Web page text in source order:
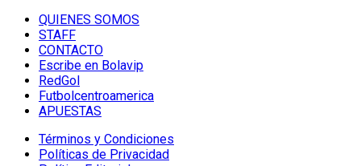
QUIENES SOMOS
STAFF
CONTACTO
Escribe en Bolavip
RedGol
Futbolcentroamerica
APUESTAS
Términos y Condiciones
Políticas de Privacidad